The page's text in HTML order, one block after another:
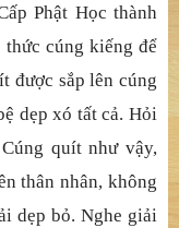
Phật Học thành
cúng kiếng để
được sắp lên cúng
dẹp xó tất cả. Hỏi
quít như vậy,
thân nhân, không
dẹp bỏ. Nghe giải